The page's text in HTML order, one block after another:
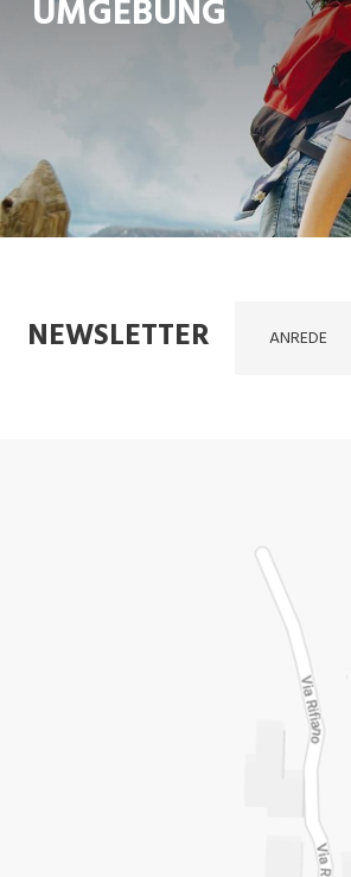
UMGEBUNG
NEWSLETTER